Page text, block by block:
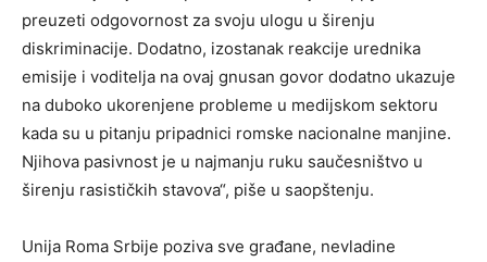
preuzeti odgovornost za svoju ulogu u širenju
diskriminacije. Dodatno, izostanak reakcije urednika
emisije i voditelja na ovaj gnusan govor dodatno ukazuje
na duboko ukorenjene probleme u medijskom sektoru
kada su u pitanju pripadnici romske nacionalne manjine.
Njihova pasivnost je u najmanju ruku saučesništvo u
širenju rasističkih stavova“, piše u saopštenju.
Unija Roma Srbije poziva sve građane, nevladine